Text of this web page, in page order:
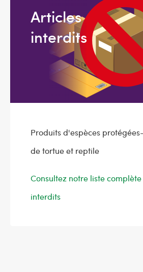
Articles
interdits
Produits d'espèces
de tortue et reptile
Consultez notre liste
interdits